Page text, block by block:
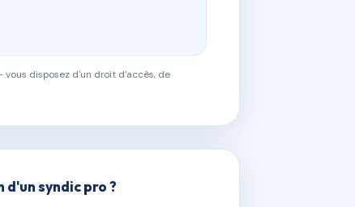
vous disposez d'un droit d'accès, de
d'un syndic pro ?